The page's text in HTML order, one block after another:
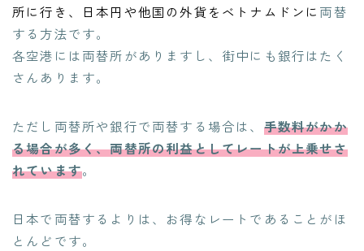
所に行き、日本円や他国の外貨をベトナムドンに 両替
する方法です。
各空港には両替所がありますし、街中にも銀行はたく
さんあります。
ただし両替所や銀行で両替する場合は、 手数料がかか
る場合が多く、両替所の利益としてレートが上乗せさ
れています。
日本で両替するよりは、お得なレートであることがほ
とんどです。